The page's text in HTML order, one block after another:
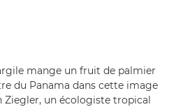
mange un fruit de palmier
du Panama dans cette image
Ziegler, un écologiste tropical